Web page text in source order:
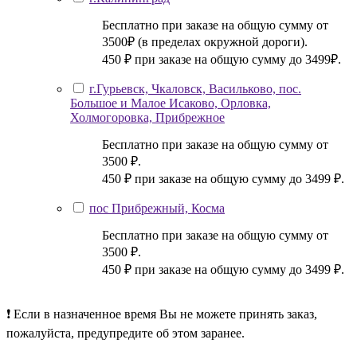
Бесплатно при заказе на общую сумму от
3500₽ (в пределах окружной дороги).
450 ₽ при заказе на общую сумму до 3499₽.
г.Гурьевск, Чкаловск, Васильково, пос.
Большое и Малое Исаково, Орловка,
Холмогоровка, Прибрежное
Бесплатно при заказе на общую сумму от
3500 ₽.
450 ₽ при заказе на общую сумму до 3499 ₽.
пос Прибрежный, Косма
Бесплатно при заказе на общую сумму от
3500 ₽.
450 ₽ при заказе на общую сумму до 3499 ₽.
❗ Если в назначенное время Вы не можете принять заказ,
пожалуйста, предупредите об этом заранее.